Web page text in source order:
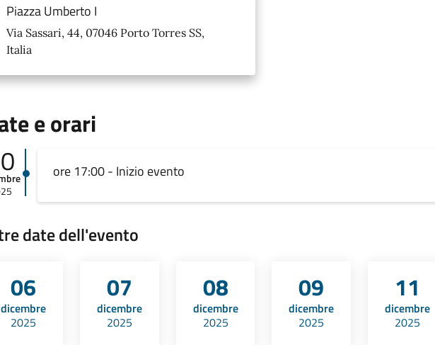
Piazza Umberto I
Via Sassari, 44, 07046 Porto Torres SS,
Italia
e orari
ore 17:00 - Inizio evento
date dell'evento
06
dicembre
2025
07
dicembre
2025
08
dicembre
2025
09
dicembre
2025
11
dicembre
2025